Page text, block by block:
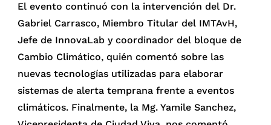
El evento continuó con la intervención del Dr.
Gabriel Carrasco, Miembro Titular del IMTAvH,
Jefe de InnovaLab y coordinador del bloque de
Cambio Climático, quién comentó sobre las
nuevas tecnologías utilizadas para elaborar
sistemas de alerta temprana frente a eventos
climáticos. Finalmente, la Mg. Yamile Sanchez,